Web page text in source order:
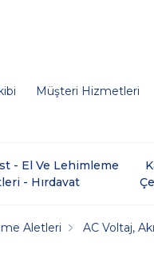
Müşteri Hizmetleri
- El Ve Lehimleme
- Hırdavat
Aletleri AC Voltaj,